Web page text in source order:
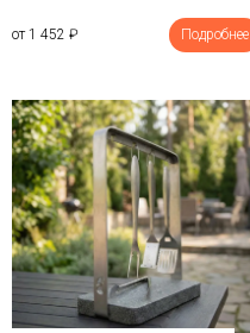
от 1 452 ₽ Подробнее